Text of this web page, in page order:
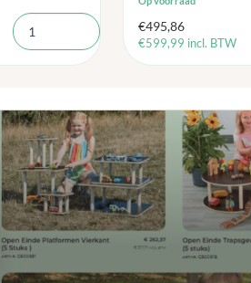
€495,86
€599,99 incl. BTW